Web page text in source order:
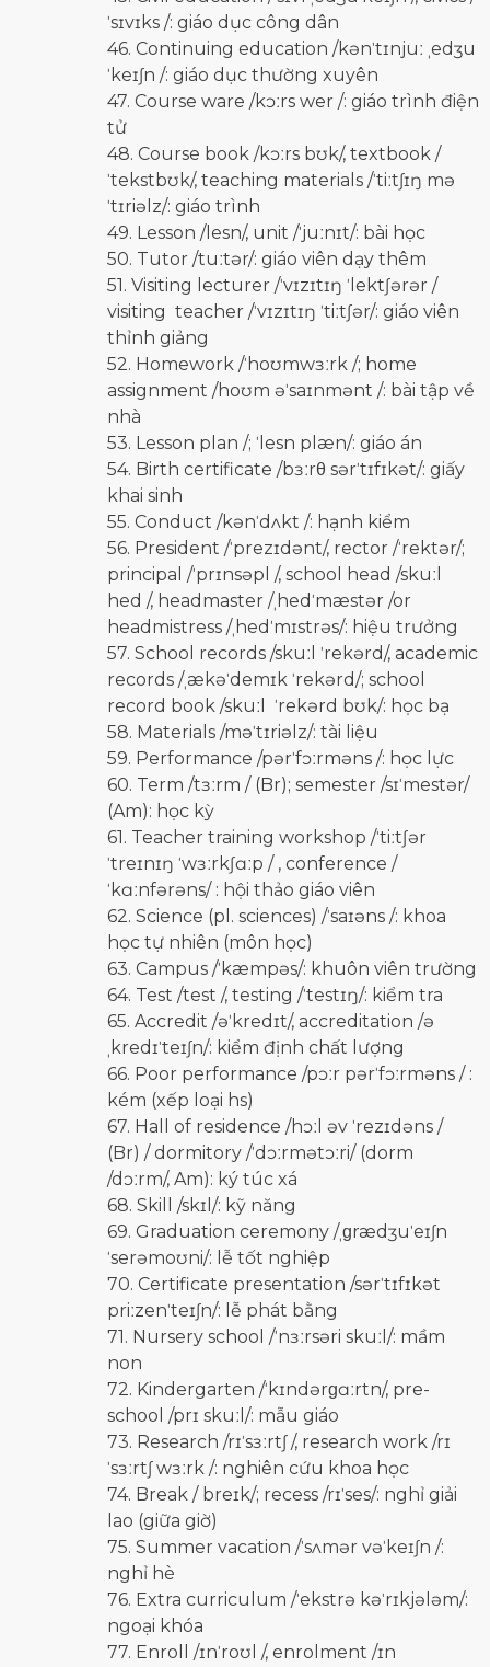
ˈsɪvɪks /: giáo dục công dân
46. Continuing education /kənˈtɪnjuː ˌedʒu
ˈkeɪʃn /: giáo dục thường xuyên
47. Course ware /kɔːrs wer /: giáo trình điện
tử
48. Course book /kɔːrs bʊk/, textbook /
ˈtekstbʊk/, teaching materials /ˈtiːtʃɪŋ mə
ˈtɪriəlz/: giáo trình
49. Lesson /lesn/, unit /ˈjuːnɪt/: bài học
50. Tutor /tuːtər/: giáo viên dạy thêm
51. Visiting lecturer /ˈvɪzɪtɪŋ ˈlektʃərər /
visiting teacher /ˈvɪzɪtɪŋ ˈtiːtʃər/: giáo viên
thỉnh giảng
52. Homework /ˈhoʊmwɜːrk /; home
assignment /hoʊm əˈsaɪnmənt /: bài tập về
nhà
53. Lesson plan /; ˈlesn plæn/: giáo án
54. Birth certificate /bɜːrθ sərˈtɪfɪkət/: giấy
khai sinh
55. Conduct /kənˈdʌkt /: hạnh kiểm
56. President /ˈprezɪdənt/, rector /ˈrektər/;
principal /ˈprɪnsəpl /, school head /skuːl
hed /, headmaster /ˌhedˈmæstər /or
headmistress /ˌhedˈmɪstrəs/: hiệu trưởng
57. School records /skuːl ˈrekərd/, academic
records /ˌækəˈdemɪk ˈrekərd/; school
record book /skuːl ˈrekərd bʊk/: học bạ
58. Materials /məˈtɪriəlz/: tài liệu
59. Performance /pərˈfɔːrməns /: học lực
60. Term /tɜːrm / (Br); semester /sɪˈmestər/
(Am): học kỳ
61. Teacher training workshop /ˈtiːtʃər
ˈtreɪnɪŋ ˈwɜːrkʃɑːp / , conference /
ˈkɑːnfərəns/ : hội thảo giáo viên
62. Science (pl. sciences) /ˈsaɪəns /: khoa
học tự nhiên (môn học)
63. Campus /ˈkæmpəs/: khuôn viên trường
64. Test /test /, testing /ˈtestɪŋ/: kiểm tra
65. Accredit /əˈkredɪt/, accreditation /ə
ˌkredɪˈteɪʃn/: kiểm định chất lượng
66. Poor performance /pɔːr pərˈfɔːrməns / :
kém (xếp loại hs)
67. Hall of residence /hɔːl əv ˈrezɪdəns /
(Br) / dormitory /ˈdɔːrmətɔːri/ (dorm
/dɔːrm/, Am): ký túc xá
68. Skill /skɪl/: kỹ năng
69. Graduation ceremony /ˌɡrædʒuˈeɪʃn
ˈserəmoʊni/: lễ tốt nghiệp
70. Certificate presentation /sərˈtɪfɪkət
priːzenˈteɪʃn/: lễ phát bằng
71. Nursery school /ˈnɜːrsəri skuːl/: mầm
non
72. Kindergarten /ˈkɪndərɡɑːrtn/, pre-
school /prɪ skuːl/: mẫu giáo
73. Research /rɪˈsɜːrtʃ /, research work /rɪ
ˈsɜːrtʃ wɜːrk /: nghiên cứu khoa học
74. Break / breɪk/; recess /rɪˈses/: nghỉ giải
lao (giữa giờ)
75. Summer vacation /ˈsʌmər vəˈkeɪʃn /:
nghỉ hè
76. Extra curriculum /ˈekstrə kəˈrɪkjələm/:
ngoại khóa
77. Enroll /ɪnˈroʊl /, enrolment /ɪn